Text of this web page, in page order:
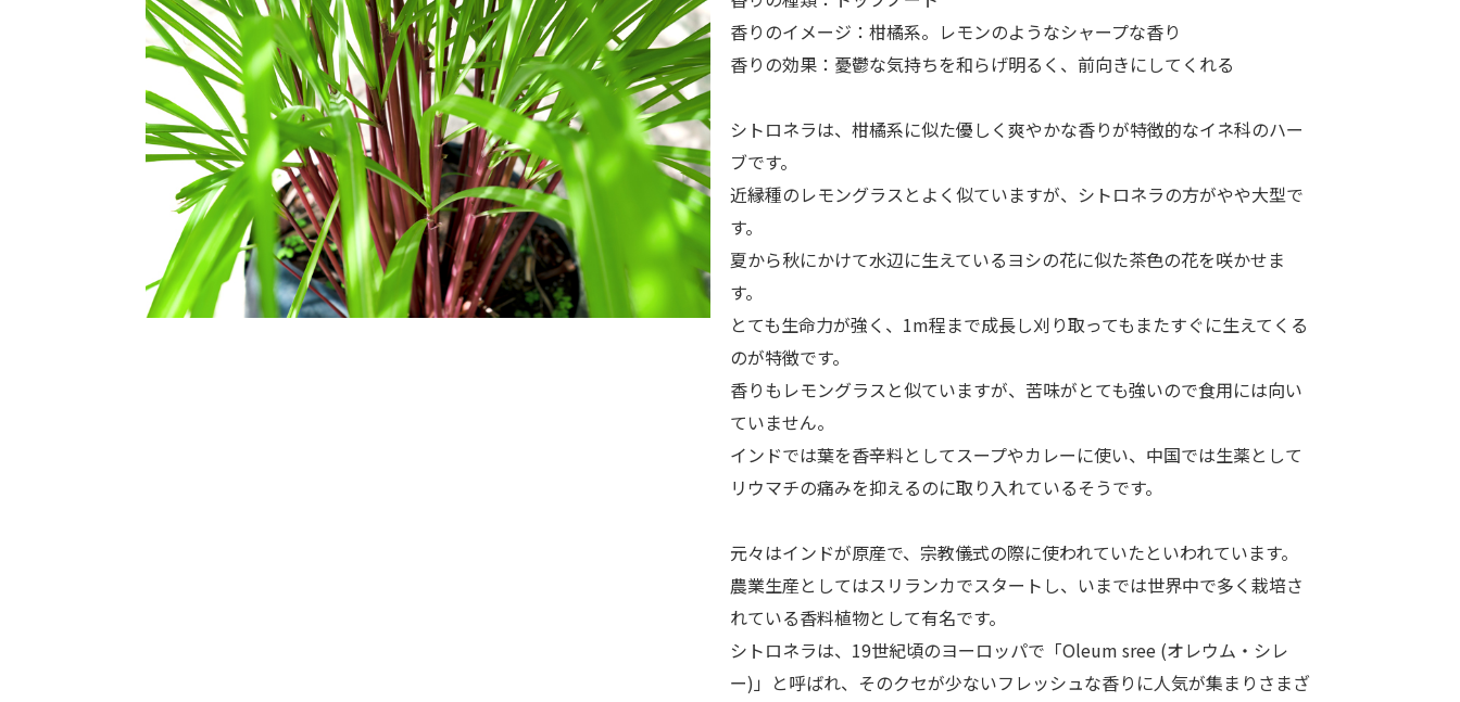
香りのイメージ：柑橘系。レモンのようなシャープな香り
香りの効果：憂鬱な気持ちを和らげ明るく、前向きにしてくれる
シトロネラは、柑橘系に似た優しく爽やかな香りが特徴的なイネ科のハー
ブです。
近縁種のレモングラスとよく似ていますが、シトロネラの方がやや大型で
す。
夏から秋にかけて水辺に生えているヨシの花に似た茶色の花を咲かせま
す。
とても生命力が強く、1m程まで成長し刈り取ってもまたすぐに生えてくる
のが特徴です。
香りもレモングラスと似ていますが、苦味がとても強いので食用には向い
ていません。
インドでは葉を香辛料としてスープやカレーに使い、中国では生薬として
リウマチの痛みを抑えるのに取り入れているそうです。
元々はインドが原産で、宗教儀式の際に使われていたといわれています。
農業生産としてはスリランカでスタートし、いまでは世界中で多く栽培さ
れている香料植物として有名です。
シトロネラは、19世紀頃のヨーロッパで「Oleum sree (オレウム・シレ
ー)」と呼ばれ、そのクセが少ないフレッシュな香りに人気が集まりさまざ